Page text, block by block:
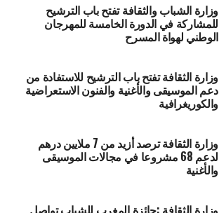
وزارة الشباب والثقافة تفتح باب الترشيح
للمشاركة في الدورة الخامسة للمهرجان
الوطني لهواة المسرح
وزارة الثقافة تفتح باب الترشيح للاستفادة من
دعم الموسيقى والأغنية والفنون الاستعراضية
والكوريغرافية
وزارة الثقافة ترصد أزيد من 7 ملايين درهم
لدعم 68 مشروعا في مجالات الموسيقى
والأغنية
وزارة الثقافة :جائزة المغرب للشباب تواصل